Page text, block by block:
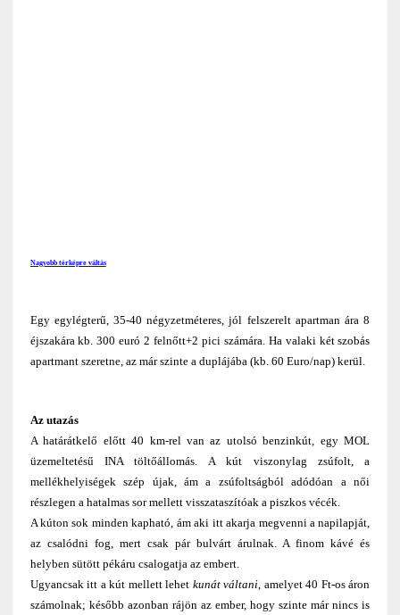
Nagyobb térképre váltás
Egy egylégterű, 35-40 négyzetméteres, jól felszerelt apartman ára 8
éjszakára kb. 300 euró 2 felnőtt+2 pici számára. Ha valaki két szobás
apartmant szeretne, az már szinte a duplájába (kb. 60 Euro/nap) kerül.
Az utazás
A határátkelő előtt 40 km-rel van az utolsó benzinkút, egy MOL
üzemeltetésű INA töltőállomás. A kút viszonylag zsúfolt, a
mellékhelyiségek szép újak, ám a zsúfoltságból adódóan a női
részlegen a hatalmas sor mellett visszataszítóak a piszkos vécék.
A kúton sok minden kapható, ám aki itt akarja megvenni a napilapját,
az csalódni fog, mert csak pár bulvárt árulnak. A finom kávé és
helyben sütött pékáru csalogatja az embert.
Ugyancsak itt a kút mellett lehet kunát váltani, amelyet 40 Ft-os áron
számolnak; később azonban rájön az ember, hogy szinte már nincs is